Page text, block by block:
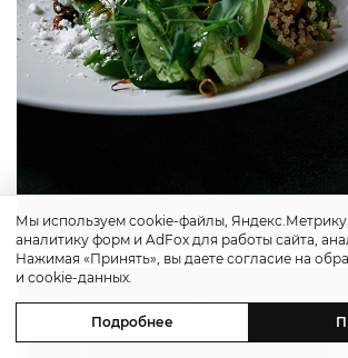
Мы используем cookie-файлы,
аналитику форм и AdFox для работы сайта,
Нажимая «Принять», вы даете согласие на
и cookie-данных.
Подробнее